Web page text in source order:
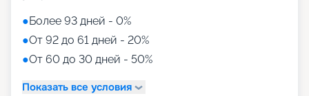
●Более 93 дней - 0%
●От 92 до 61 дней - 20%
●От 60 до 30 дней - 50%
Показать все условия